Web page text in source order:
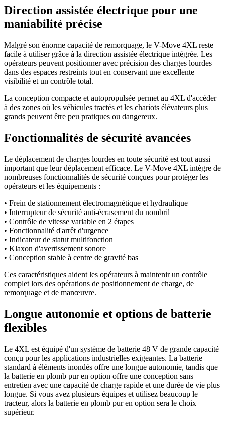
Direction assistée électrique pour une
maniabilité précise
Malgré son énorme capacité de remorquage, le V-Move 4XL reste
facile à utiliser grâce à la direction assistée électrique intégrée. Les
opérateurs peuvent positionner avec précision des charges lourdes
dans des espaces restreints tout en conservant une excellente
visibilité et un contrôle total.
La conception compacte et autopropulsée permet au 4XL d'accéder
à des zones où les véhicules tractés et les chariots élévateurs plus
grands peuvent être peu pratiques ou dangereux.
Fonctionnalités de sécurité avancées
Le déplacement de charges lourdes en toute sécurité est tout aussi
important que leur déplacement efficace. Le V-Move 4XL intègre de
nombreuses fonctionnalités de sécurité conçues pour protéger les
opérateurs et les équipements :
• Frein de stationnement électromagnétique et hydraulique
• Interrupteur de sécurité anti-écrasement du nombril
• Contrôle de vitesse variable en 2 étapes
• Fonctionnalité d'arrêt d'urgence
• Indicateur de statut multifonction
• Klaxon d'avertissement sonore
• Conception stable à centre de gravité bas
Ces caractéristiques aident les opérateurs à maintenir un contrôle
complet lors des opérations de positionnement de charge, de
remorquage et de manœuvre.
Longue autonomie et options de batterie
flexibles
Le 4XL est équipé d'un système de batterie 48 V de grande capacité
conçu pour les applications industrielles exigeantes. La batterie
standard à éléments inondés offre une longue autonomie, tandis que
la batterie en plomb pur en option offre une conception sans
entretien avec une capacité de charge rapide et une durée de vie plus
longue. Si vous avez plusieurs équipes et utilisez beaucoup le
tracteur, alors la batterie en plomb pur en option sera le choix
supérieur.